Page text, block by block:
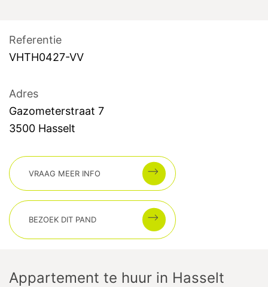
Referentie
VHTH0427-VV
Adres
Gazometerstraat 7
3500 Hasselt
VRAAG MEER INFO
BEZOEK DIT PAND
Appartement te huur in Hasselt